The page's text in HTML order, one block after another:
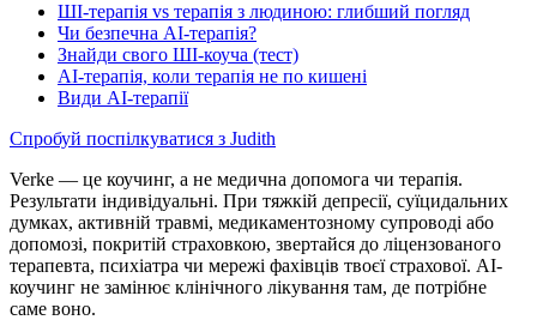
ШІ-терапія vs терапія з людиною: глибший погляд
Чи безпечна AI-терапія?
Знайди свого ШІ-коуча (тест)
AI-терапія, коли терапія не по кишені
Види AI-терапії
Спробуй поспілкуватися з Judith
Verke — це коучинг, а не медична допомога чи терапія.
Результати індивідуальні. При тяжкій депресії, суїцидальних
думках, активній травмі, медикаментозному супроводі або
допомозі, покритій страховкою, звертайся до ліцензованого
терапевта, психіатра чи мережі фахівців твоєї страхової. AI-
коучинг не замінює клінічного лікування там, де потрібне
саме воно.